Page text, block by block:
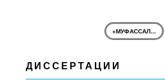
+МУФАССАЛ...
ДИССЕРТАЦИИ